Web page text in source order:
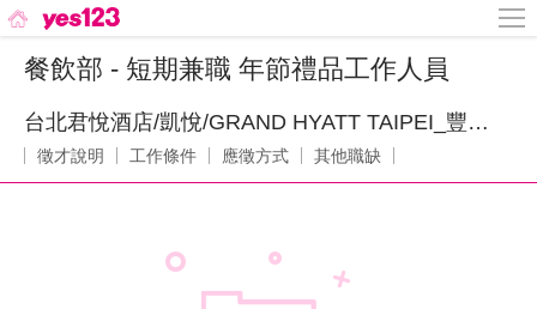
餐飲部 - 短期兼職 年節禮品工作人員
台北君悅酒店/凱悅/GRAND HYATT TAIPEI_豐隆大飯店股份有限公司
徵才說明 工作條件 應徵方式 其他職缺